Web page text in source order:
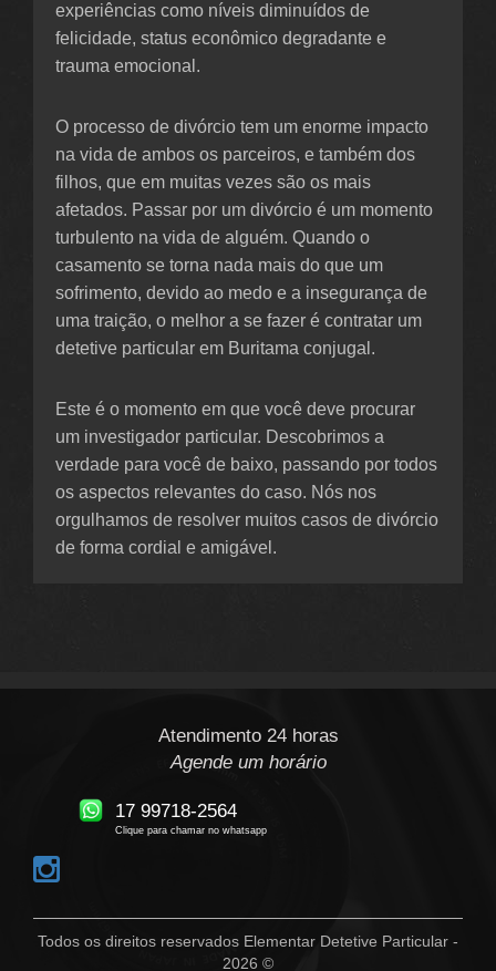
experiências como níveis diminuídos de
felicidade, status econômico degradante e
trauma emocional.
O processo de divórcio tem um enorme impacto
na vida de ambos os parceiros, e também dos
filhos, que em muitas vezes são os mais
afetados. Passar por um divórcio é um momento
turbulento na vida de alguém. Quando o
casamento se torna nada mais do que um
sofrimento, devido ao medo e a insegurança de
uma traição, o melhor a se fazer é contratar um
detetive particular em Buritama conjugal.
Este é o momento em que você deve procurar
um investigador particular. Descobrimos a
verdade para você de baixo, passando por todos
os aspectos relevantes do caso. Nós nos
orgulhamos de resolver muitos casos de divórcio
de forma cordial e amigável.
Atendimento 24 horas
Agende um horário
17 99718-2564
Clique para chamar no whatsapp
Todos os direitos reservados Elementar Detetive Particular -
2026 ©